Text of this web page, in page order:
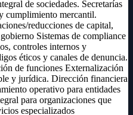
de sociedades. Secretarías
cumplimiento mercantil.
reducciones de capital,
Sistemas de compliance
controles internos y
éticos y canales de denuncia.
de funciones Externalización
y jurídica. Dirección financiera
operativo para entidades
para organizaciones que
especializados